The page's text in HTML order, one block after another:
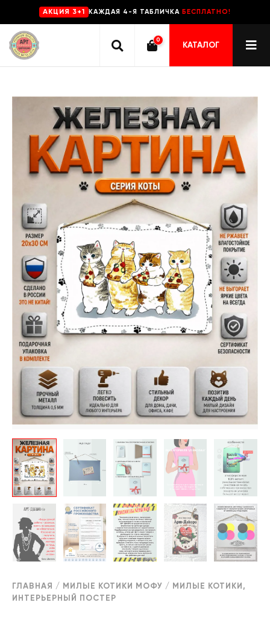
AKЦИЯ 3+1 КАЖДАЯ 4-Я ТАБЛИЧКА БЕСПЛАТНО!
0
КАТАЛОГ
ГЛАВНАЯ / МИЛЫЕ КОТИКИ МОФУ / МИЛЫЕ КОТИКИ,
ИНТЕРЬЕРНЫЙ ПОСТЕР